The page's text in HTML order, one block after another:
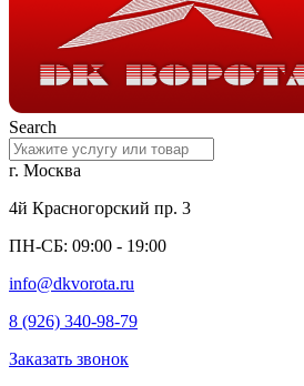
Search
г. Москва
4й Красногорский пр. 3
ПН-СБ: 09:00 - 19:00
info@dkvorota.ru
8 (926) 340-98-79
Заказать звонок